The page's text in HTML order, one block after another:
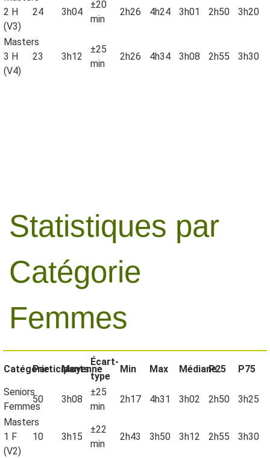
2 H
(V3)
24 3h04
±20
min
2h26 4h24 3h01 2h50 3h20
Masters
3 H
(V4)
23 3h12
±25
min
2h26 4h34 3h08 2h55 3h30
Statistiques par
Catégorie
Femmes
CatégorieParticipants
Moyenne
Écart-
type
Min Max MédianeP25
P75
Seniors
Femmes
50 3h08
±25
min
2h17 4h31 3h02 2h50
3h25
Masters
1 F
(V2)
10 3h15
±22
min
2h43 3h50 3h12 2h55 3h30